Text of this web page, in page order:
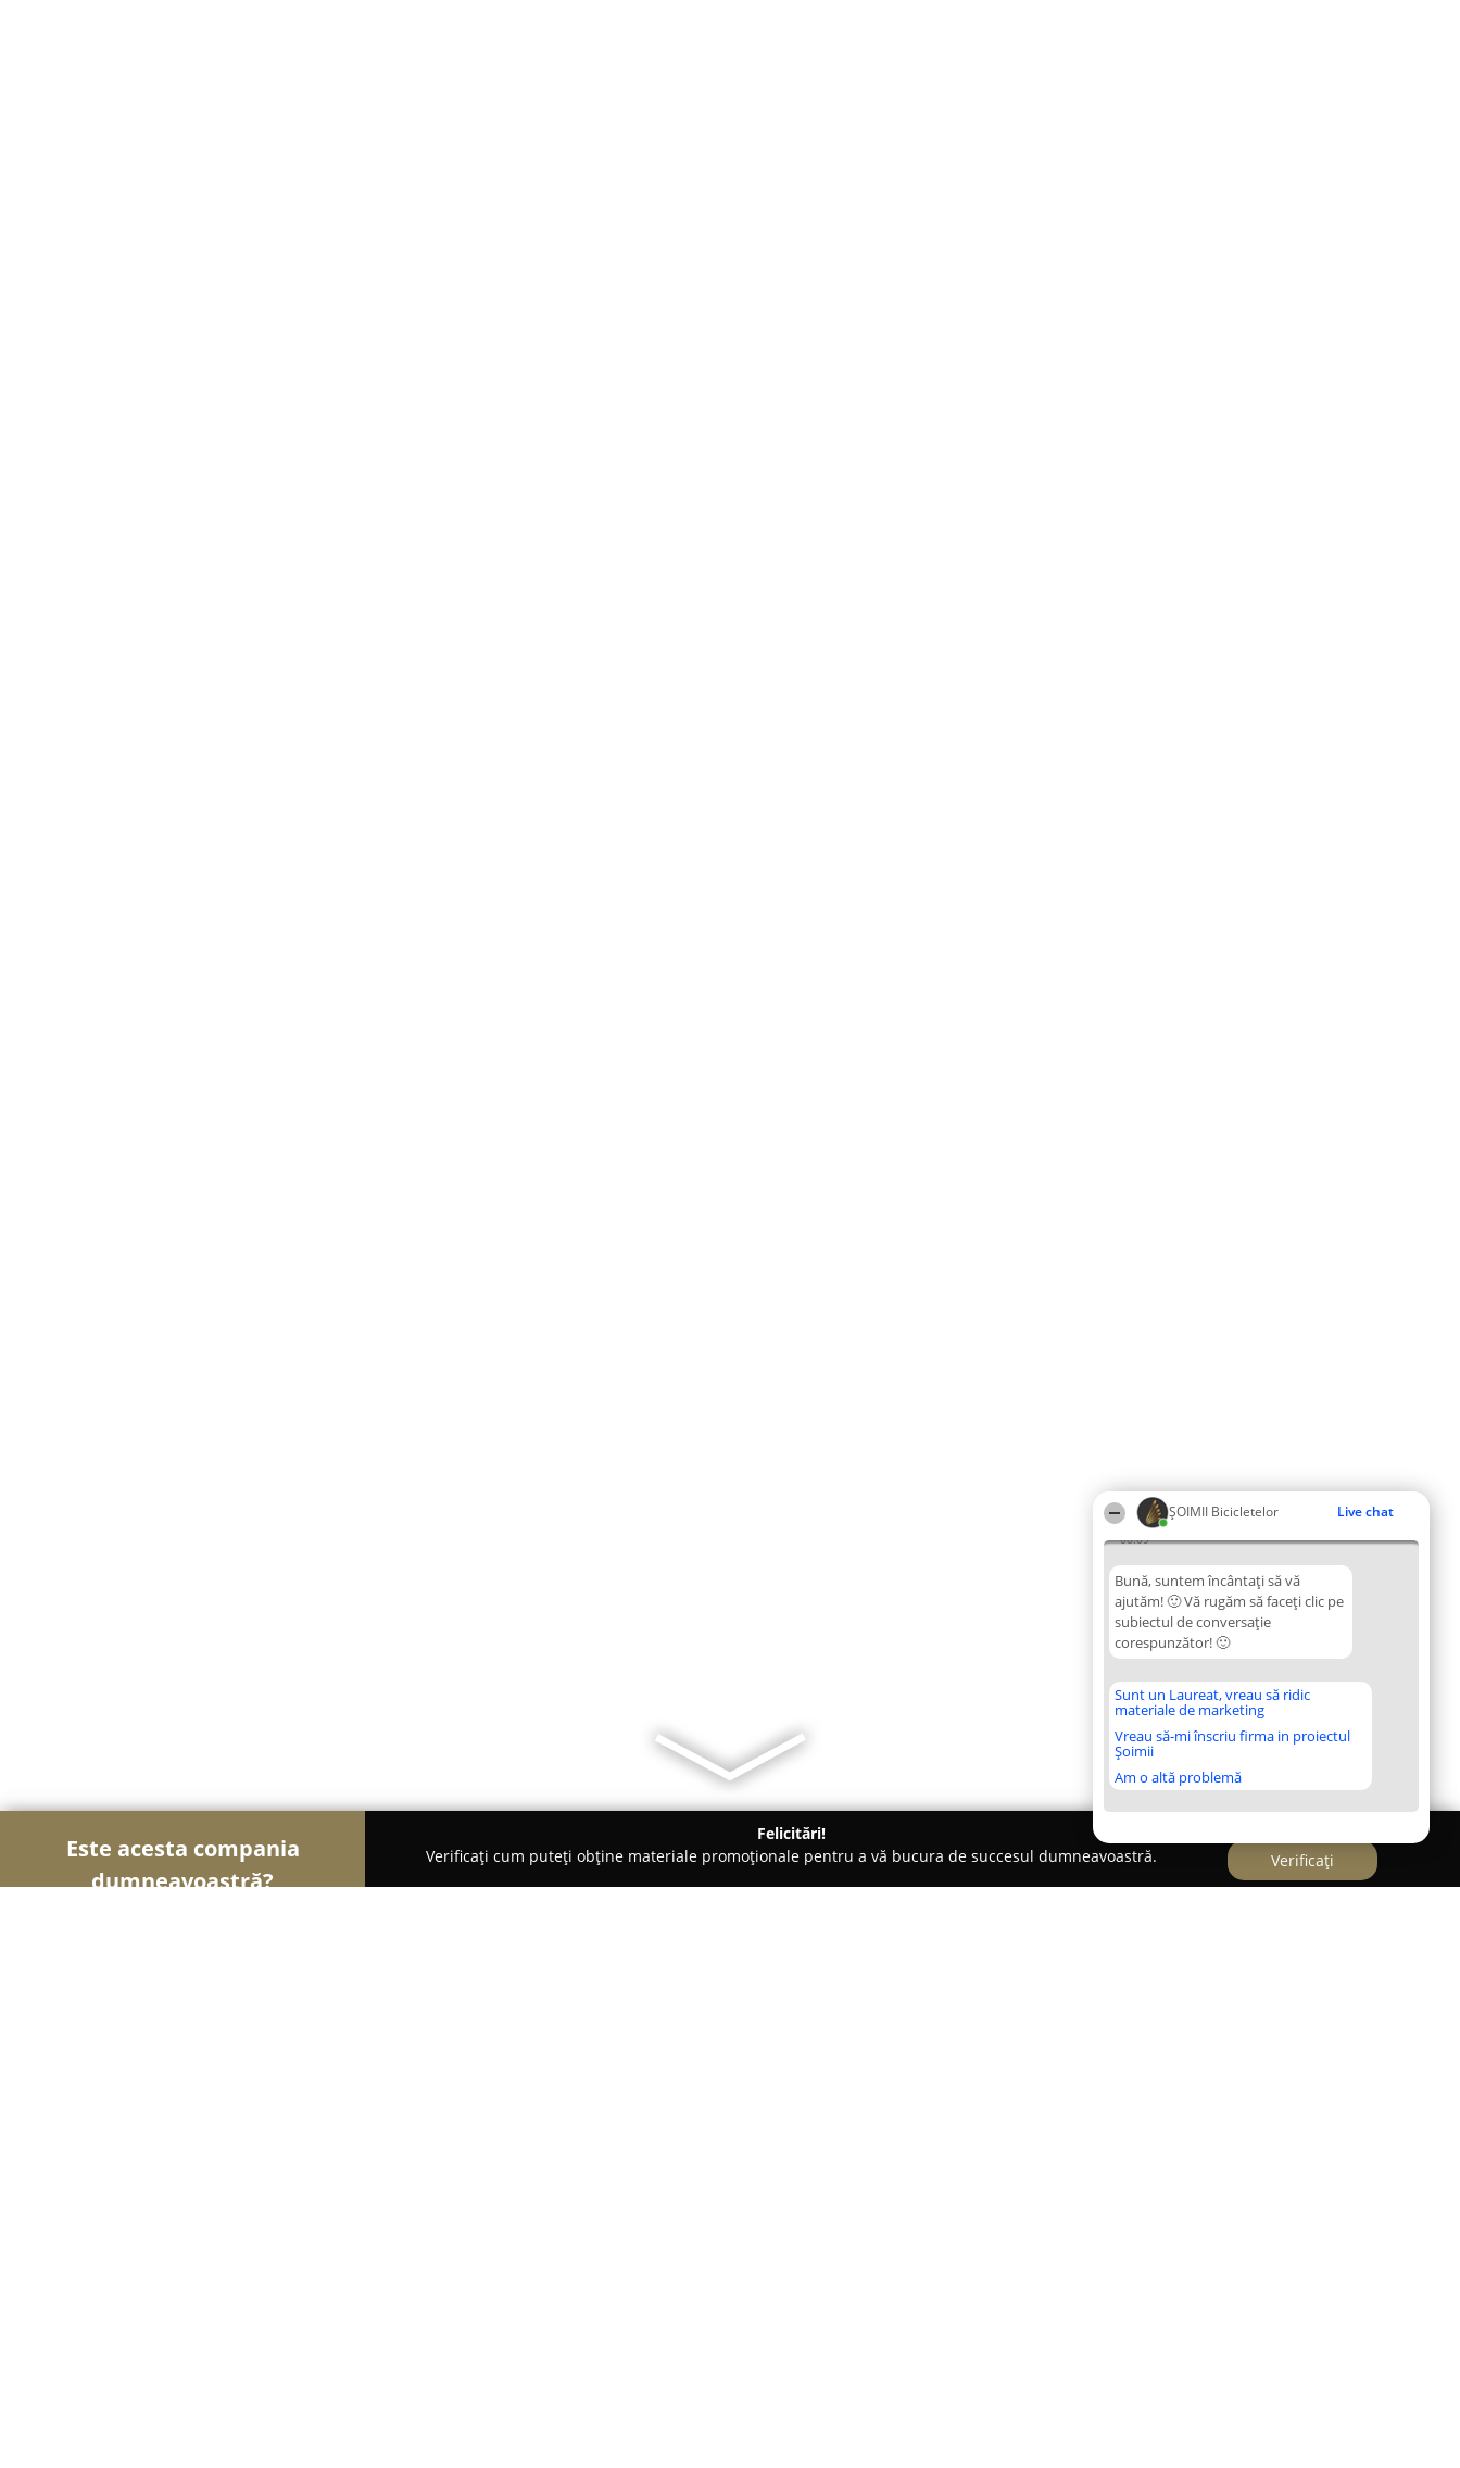
ȘOIMII Bicicletelor Live chat
06:09
Bună, suntem încântați să vă
ajutăm! 🙂 Vă rugăm să faceți clic pe
subiectul de conversație
corespunzător! 🙂
Sunt un Laureat, vreau să ridic
materiale de marketing
Vreau să-mi înscriu firma in proiectul
Șoimii
Am o altă problemă
Este acesta compania
dumneavoastră?
Felicitări!
Verificați cum puteți obține materiale promoționale pentru a vă bucura de succesul dumneavoastră.
Verificați